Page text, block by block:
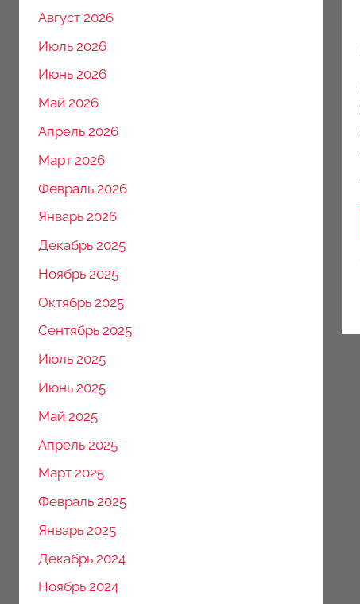
Август 2026
Июль 2026
Июнь 2026
Май 2026
Апрель 2026
Март 2026
Февраль 2026
Январь 2026
Декабрь 2025
Ноябрь 2025
Октябрь 2025
Сентябрь 2025
Июль 2025
Июнь 2025
Май 2025
Апрель 2025
Март 2025
Февраль 2025
Январь 2025
Декабрь 2024
Ноябрь 2024